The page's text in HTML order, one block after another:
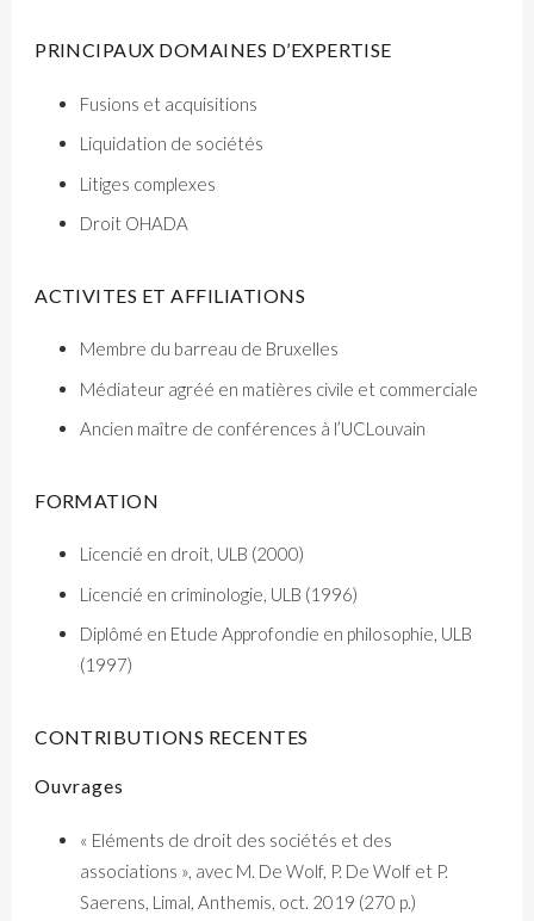
PRINCIPAUX DOMAINES D’EXPERTISE
Fusions et acquisitions
Liquidation de sociétés
Litiges complexes
Droit OHADA
ACTIVITES ET AFFILIATIONS
Membre du barreau de Bruxelles
Médiateur agréé en matières civile et commerciale
Ancien maître de conférences à l’UCLouvain
FORMATION
Licencié en droit, ULB (2000)
Licencié en criminologie, ULB (1996)
Diplômé en Etude Approfondie en philosophie, ULB
(1997)
CONTRIBUTIONS RECENTES
Ouvrages
« Eléments de droit des sociétés et des
associations », avec M. De Wolf, P. De Wolf et P.
Saerens, Limal, Anthemis, oct. 2019 (270 p.)